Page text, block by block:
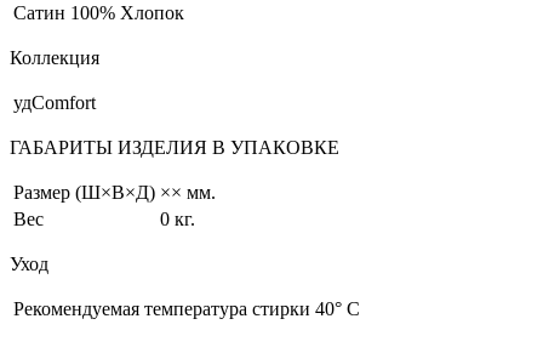
Сатин 100% Хлопок
Коллекция
удComfort
ГАБАРИТЫ ИЗДЕЛИЯ В УПАКОВКЕ
Размер (Ш×В×Д) ×× мм.
Вес
0 кг.
Уход
Рекомендуемая температура стирки 40° С